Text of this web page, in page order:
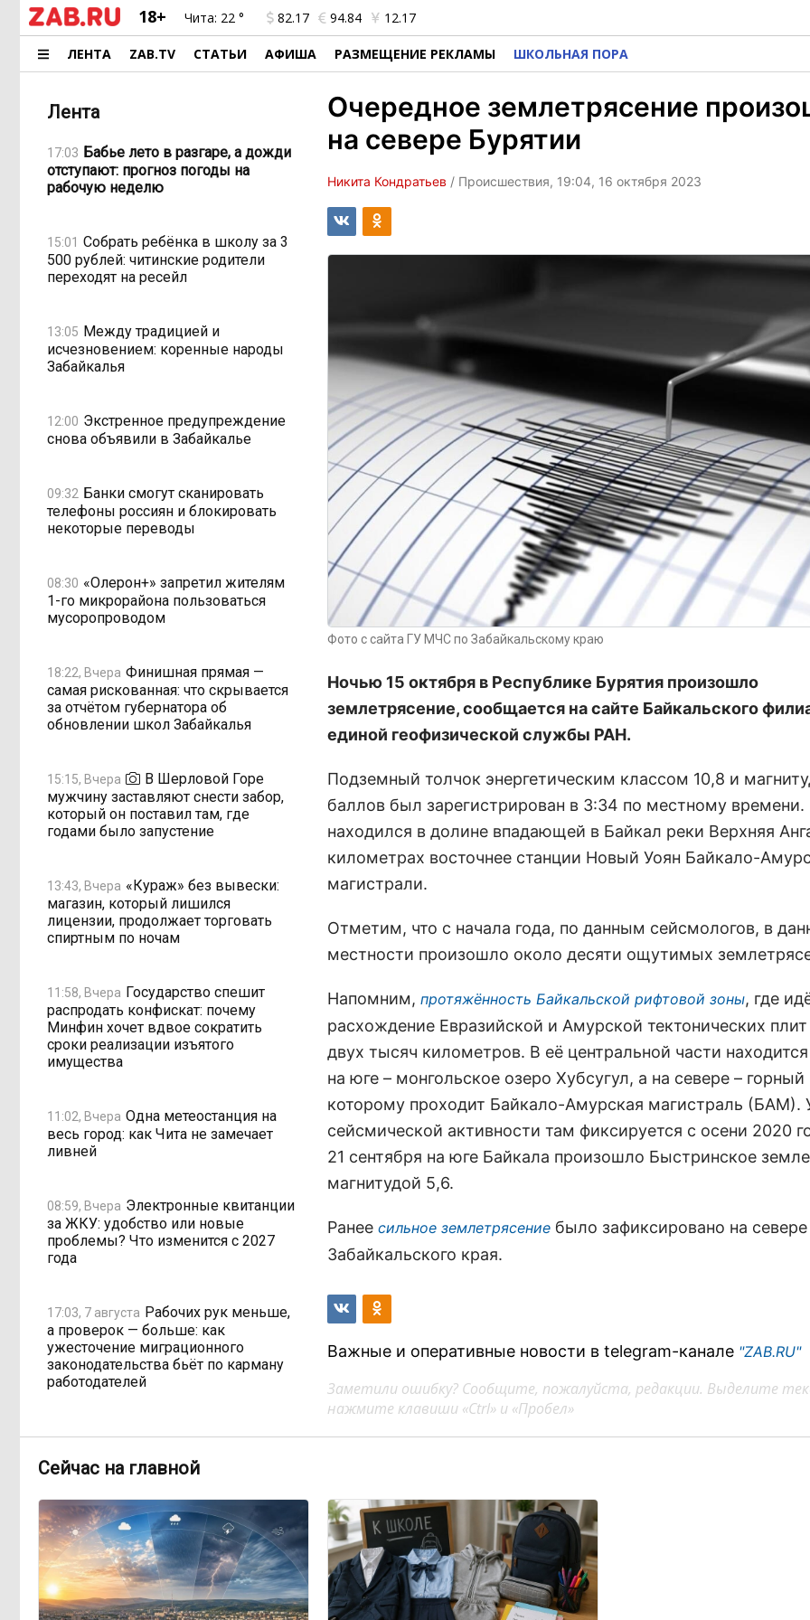
18+ Чита: 22 ° 82.17 94.84 12.17
ЛЕНТА ZAB.TV СТАТЬИ АФИША РАЗМЕЩЕНИЕ РЕКЛАМЫ ШКОЛЬНАЯ ПОРА
Лента
17:03 Бабье лето в разгаре, а дожди
отступают: прогноз погоды на
рабочую неделю
15:01 Собрать ребёнка в школу за 3
500 рублей: читинские родители
переходят на ресейл
13:05 Между традицией и
исчезновением: коренные народы
Забайкалья
12:00 Экстренное предупреждение
снова объявили в Забайкалье
09:32 Банки смогут сканировать
телефоны россиян и блокировать
некоторые переводы
08:30 «Олерон+» запретил жителям
1-го микрорайона пользоваться
мусоропроводом
18:22, Вчера Финишная прямая —
самая рискованная: что скрывается
за отчётом губернатора об
обновлении школ Забайкалья
15:15, Вчера
В Шерловой Горе
мужчину заставляют снести забор,
который он поставил там, где
годами было запустение
13:43, Вчера «Кураж» без вывески:
магазин, который лишился
лицензии, продолжает торговать
спиртным по ночам
11:58, Вчера Государство спешит
распродать конфискат: почему
Минфин хочет вдвое сократить
сроки реализации изъятого
имущества
11:02, Вчера Одна метеостанция на
весь город: как Чита не замечает
ливней
08:59, Вчера Электронные квитанции
за ЖКУ: удобство или новые
проблемы? Что изменится с 2027
года
17:03, 7 августа Рабочих рук меньше,
а проверок — больше: как
ужесточение миграционного
законодательства бьёт по карману
работодателей
16:32, 7 августа Забайкалье готовится
рекордных вложений
14:40, 7 августа Как в Забайкалье
превратили отлов бездомных
животных в мошенническую схему
на 20 миллионов рублей
Очередное землетрясение
на севере Бурятии
Никита Кондратьев / Происшествия, 19:04, 16 октября 2023
Фото с сайта ГУ МЧС по Забайкальскому краю
Ночью 15 октября в Республике Бурятия произошло
землетрясение, сообщается на сайте Байкальского
единой геофизической службы РАН.
Подземный толчок энергетическим классом 10,8 и
баллов был зарегистрирован в 3:34 по местному времени.
находился в долине впадающей в Байкал реки Верхняя
километрах восточнее станции Новый Уоян Байкало-
магистрали.
Отметим, что с начала года, по данным сейсмологов, в
местности произошло около десяти ощутимых
Напомним, протяжённость Байкальской рифтовой зоны, где
расхождение Евразийской и Амурской тектонических
двух тысяч километров. В её центральной части
на юге – монгольское озеро Хубсугул, а на севере –
которому проходит Байкало-Амурская магистраль (БАМ).
сейсмической активности там фиксируется с осени 2020
21 сентября на юге Байкала произошло Быстринское
магнитудой 5,6.
Ранее сильное землетрясение было зафиксировано на севере
Забайкальского края.
Важные и оперативные новости в telegram-канале "ZAB.RU"
Заметили ошибку? Сообщите, пожалуйста, редакции. Выделите
нажмите клавиши «Ctrl» и «Пробел»
Сейчас на главной